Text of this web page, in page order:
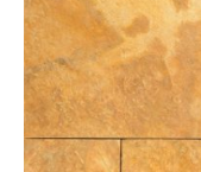
Terazzo
ZÁKAZKY NA
O NÁS
NOVINKY
SHOWROOM